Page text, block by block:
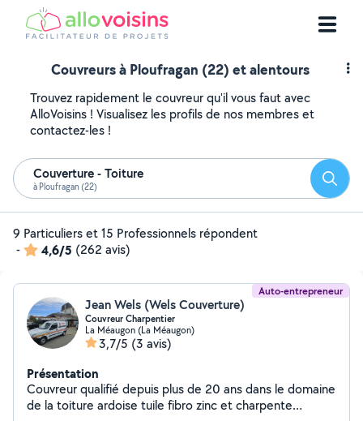
Couvreurs à Ploufragan (22) et alentours
Trouvez rapidement le couvreur qu'il vous faut avec
AlloVoisins ! Visualisez les profils de nos membres et
contactez-les !
Couverture - Toiture
à Ploufragan (22)
9 Particuliers et 15 Professionnels répondent
-
4,6/5 (262 avis)
Auto-entrepreneur
Jean Wels (Wels Couverture)
Couvreur Charpentier
La Méaugon (La Méaugon)
3,7/5 (3 avis)
Présentation
Couvreur qualifié depuis plus de 20 ans dans le domaine
de la toiture ardoise tuile fibro zinc et charpente